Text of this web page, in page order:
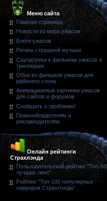
Меню сайта
Главная страница
Новости из мира ужасов
Блоги ужасов
Ритмы страшной музыки
Саундтреки к фильмам ужасов и
триллерам
Обои из фильмов ужасов для
рабочего стола
Анимационные картинки ужасов
для сайтов и форумов
Сообщить о проблеме!
Правообладателям и
рекламодателям
Онлайн рейтинги
Страхлэнда
Пользовательский рейтинг "Топ-50
лучших лент"
Рейтинг "Топ-100 популярных
хорроров Страхлэнда"